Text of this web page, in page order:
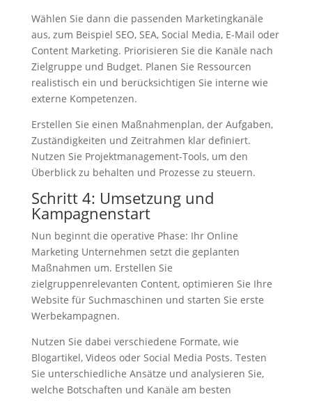
Wählen Sie dann die passenden Marketingkanäle
aus, zum Beispiel SEO, SEA, Social Media, E-Mail oder
Content Marketing. Priorisieren Sie die Kanäle nach
Zielgruppe und Budget. Planen Sie Ressourcen
realistisch ein und berücksichtigen Sie interne wie
externe Kompetenzen.
Erstellen Sie einen Maßnahmenplan, der Aufgaben,
Zuständigkeiten und Zeitrahmen klar definiert.
Nutzen Sie Projektmanagement-Tools, um den
Überblick zu behalten und Prozesse zu steuern.
Schritt 4: Umsetzung und
Kampagnenstart
Nun beginnt die operative Phase: Ihr Online
Marketing Unternehmen setzt die geplanten
Maßnahmen um. Erstellen Sie
zielgruppenrelevanten Content, optimieren Sie Ihre
Website für Suchmaschinen und starten Sie erste
Werbekampagnen.
Nutzen Sie dabei verschiedene Formate, wie
Blogartikel, Videos oder Social Media Posts. Testen
Sie unterschiedliche Ansätze und analysieren Sie,
welche Botschaften und Kanäle am besten